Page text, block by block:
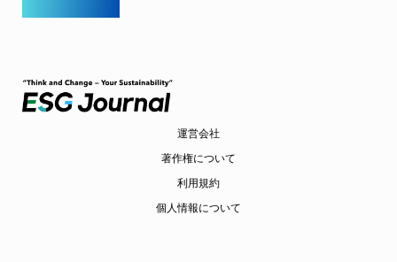
運営会社
著作権について
利用規約
個人情報について